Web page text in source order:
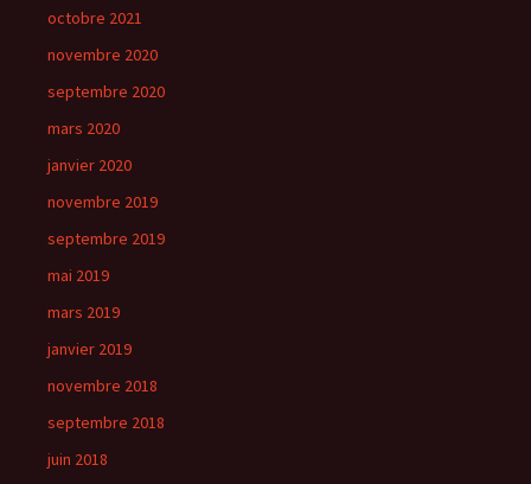
octobre 2021
novembre 2020
septembre 2020
mars 2020
janvier 2020
novembre 2019
septembre 2019
mai 2019
mars 2019
janvier 2019
novembre 2018
septembre 2018
juin 2018